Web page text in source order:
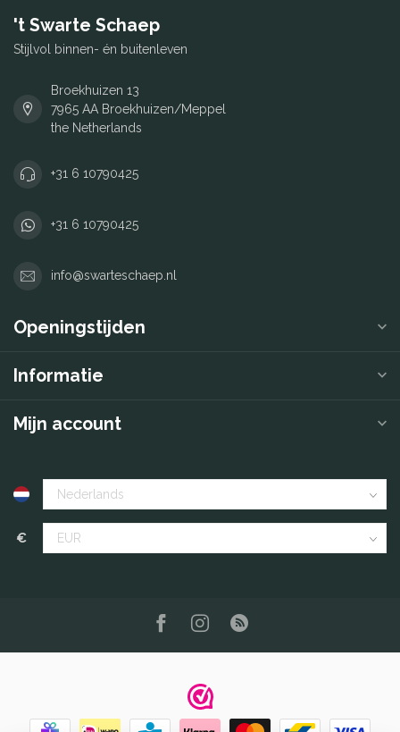
't Swarte Schaep
Stijlvol binnen- én buitenleven
Broekhuizen 13
7965 AA Broekhuizen/Meppel
the Netherlands
+31 6 10790425
+31 6 10790425
info@swarteschaep.nl
Openingstijden
Informatie
Mijn account
€